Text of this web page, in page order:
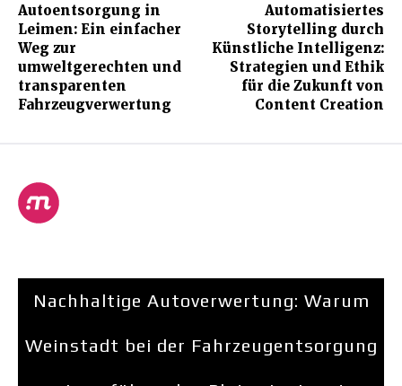
Autoentsorgung in
Leimen: Ein einfacher
Weg zur
umweltgerechten und
transparenten
Fahrzeugverwertung
Automatisiertes
Storytelling durch
Künstliche Intelligenz:
Strategien und Ethik
für die Zukunft von
Content Creation
Nachhaltige Autoverwertung: Warum
Weinstadt bei der Fahrzeugentsorgung